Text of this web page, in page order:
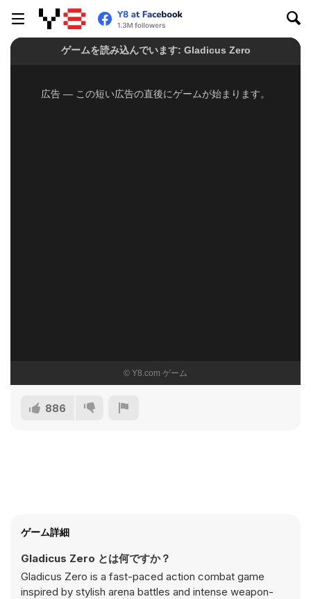
886
ゲーム詳細
Gladicus Zero とは何ですか？
Gladicus Zero is a fast-paced action combat game
inspired by stylish arena battles and intense weapon-